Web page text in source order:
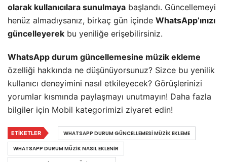
olarak kullanıcılara sunulmaya başlandı. Güncellemeyi
henüz almadıysanız, birkaç gün içinde WhatsApp’ınızı
güncelleyerek bu yeniliğe erişebilirsiniz.
WhatsApp durum güncellemesine müzik ekleme
özelliği hakkında ne düşünüyorsunuz? Sizce bu yenilik
kullanıcı deneyimini nasıl etkileyecek? Görüşlerinizi
yorumlar kısmında paylaşmayı unutmayın! Daha fazla
bilgiler için Mobil kategorimizi ziyaret edin!
ETIKETLER
WHATSAPP DURUM GÜNCELLEMESI MÜZIK EKLEME
WHATSAPP DURUM MÜZIK NASIL EKLENIR